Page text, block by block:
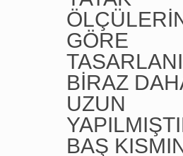
GÖRE
BİRAZ
UZUN
BAŞ